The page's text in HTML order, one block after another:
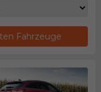
Fahrzeuge